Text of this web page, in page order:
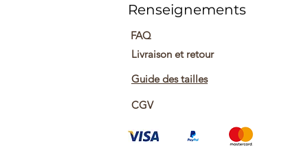
Renseignements
FAQ
Livraison et retour
Guide des tailles
CGV